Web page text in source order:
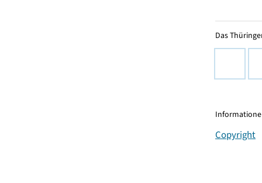
Das
Copyright